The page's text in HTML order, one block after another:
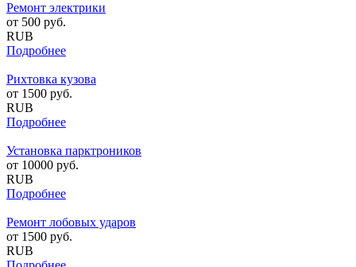
Ремонт электрики
от 500 руб.
RUB
Подробнее
Рихтовка кузова
от 1500 руб.
RUB
Подробнее
Установка парктроников
от 10000 руб.
RUB
Подробнее
Ремонт лобовых ударов
от 1500 руб.
RUB